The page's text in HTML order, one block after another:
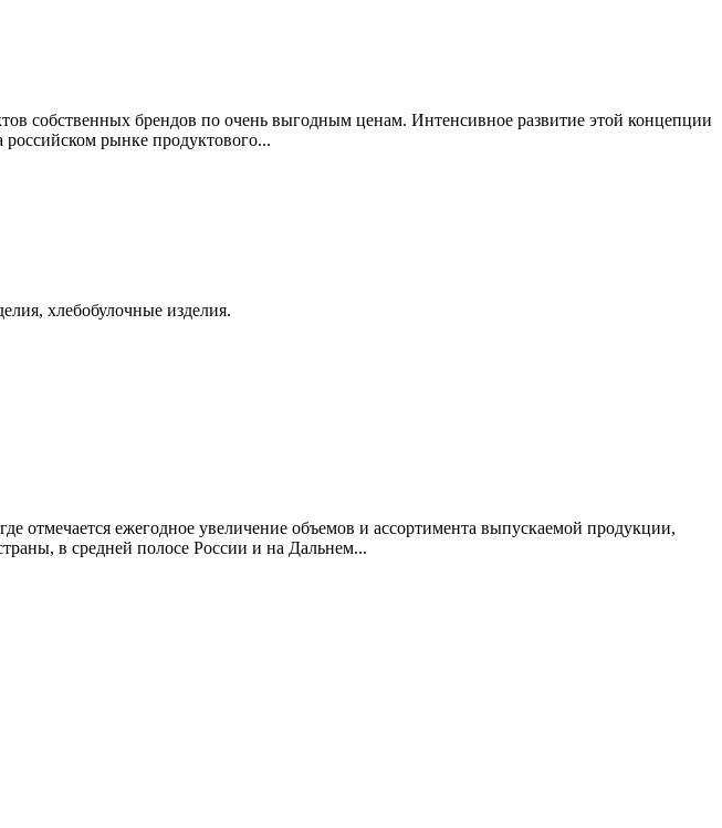
собственных брендов по очень выгодным ценам. Интенсивное развитие этой концепции
рынке продуктового...
хлебобулочные изделия.
ежегодное увеличение объемов и ассортимента выпускаемой продукции,
в средней полосе России и на Дальнем...